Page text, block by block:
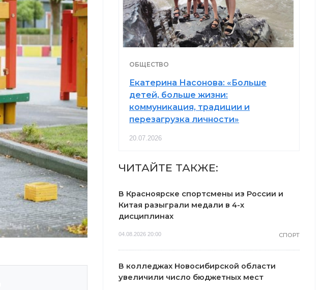
ОБЩЕСТВО
Екатерина Насонова: «Больше
детей, больше жизни:
коммуникация, традиции и
перезагрузка личности»
20.07.2026
ЧИТАЙТЕ ТАКЖЕ:
В Красноярске спортсмены из России и
Китая разыграли медали в 4-х
дисциплинах
04.08.2026 20:00 СПОРТ
В колледжах Новосибирской области
увеличили число бюджетных мест